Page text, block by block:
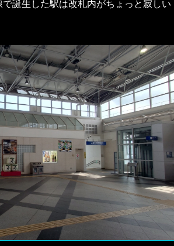
誕生した駅は改札内がちょっと寂しい